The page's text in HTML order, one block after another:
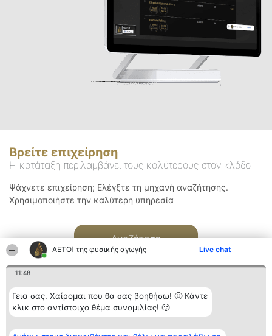
ΑΕΤΟΊ της φυσικής αγωγής Live chat
11:48
Γεια σας. Χαίρομαι που θα σας βοηθήσω! 🙂 Κάντε
κλικ στο αντίστοιχο θέμα συνομιλίας! 🙂
Βρείτε επιχείρηση
Η κατάταξη περιλαμβάνει τους καλύτερους στον κλάδο
Ψάχνετε επιχείρηση; Ελέγξτε τη μηχανή αναζήτησης.
Χρησιμοποιήστε την καλύτερη υπηρεσία
Αναζήτηση
Διοργανωτής της
Κατάταξη Επικοινωνία